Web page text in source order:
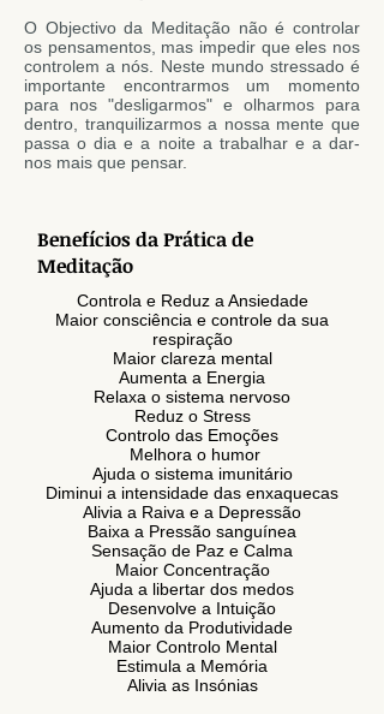
O Objectivo da Meditação não é controlar
os pensamentos, mas impedir que eles nos
controlem a nós. Neste mundo stressado é
importante encontrarmos um momento
para nos "desligarmos" e olharmos para
dentro, tranquilizarmos a nossa mente que
passa o dia e a noite a trabalhar e a dar-
nos mais que pensar.
Benefícios da Prática de
Meditação
Controla e Reduz a Ansiedade
Maior consciência e controle da sua
respiração
Maior clareza mental
Aumenta a Energia
Relaxa o sistema nervoso
Reduz o Stress
Controlo das Emoções
Melhora o humor
Ajuda o sistema imunitário
Diminui a intensidade das enxaquecas
Alivia a Raiva e a Depressão
Baixa a Pressão sanguínea
Sensação de Paz e Calma
Maior Concentração
Ajuda a libertar dos medos
Desenvolve a Intuição
Aumento da Produtividade
Maior Controlo Mental
Estimula a Memória
Alivia as Insónias